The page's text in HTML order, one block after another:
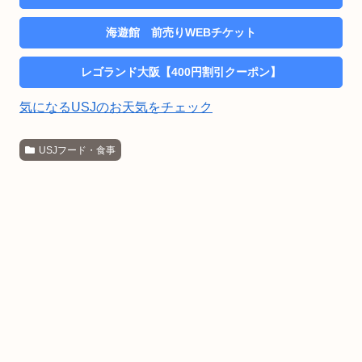
海遊館 前売りWEBチケット
レゴランド大阪【400円割引クーポン】
気になるUSJのお天気をチェック
USJフード・食事